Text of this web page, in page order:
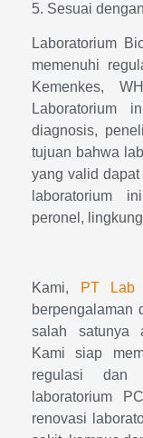
5. Sesuai
Laboratorium
memenuhi
Kemenkes,
Laboratorium
diagnosis,
tujuan bahwa
yang valid
laboratorium
peronel,
Kami, PT Lab
berpengalaman
salah satunya
Kami siap
regulasi dan
laboratorium
renovasi